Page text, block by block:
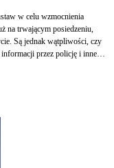
w celu wzmocnienia
na trwającym posiedzeniu,
przez policję i inne